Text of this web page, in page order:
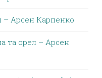
– Арсен Карпенко
та орел – Арсен